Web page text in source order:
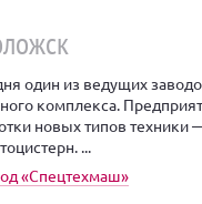
один из ведущих
комплекса.
новых типов техники
...
«Спецтехмаш»